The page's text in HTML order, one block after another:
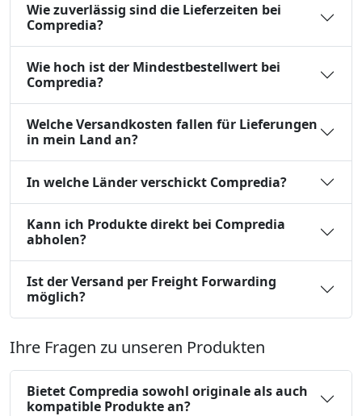
Wie zuverlässig sind die Lieferzeiten bei
Compredia?
Wie hoch ist der Mindestbestellwert bei
Compredia?
Welche Versandkosten fallen für Lieferungen
in mein Land an?
In welche Länder verschickt Compredia?
Kann ich Produkte direkt bei Compredia
abholen?
Ist der Versand per Freight Forwarding
möglich?
Ihre Fragen zu unseren Produkten
Bietet Compredia sowohl originale als auch
kompatible Produkte an?